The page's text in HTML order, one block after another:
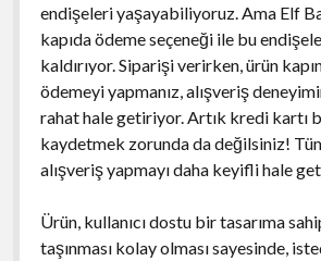
endişeleri yaşayabiliyoruz. Ama Elf
kapıda ödeme seçeneği ile bu
kaldırıyor. Siparişi verirken, ürün
ödemeyi yapmanız, alışveriş
rahat hale getiriyor. Artık kredi kartı
kaydetmek zorunda da değilsiniz!
alışveriş yapmayı daha keyifli hale
Ürün, kullanıcı dostu bir tasarıma
taşınması kolay olması sayesinde,